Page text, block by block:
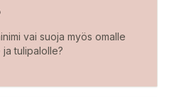
vai suoja myös omalle
tulipalolle?